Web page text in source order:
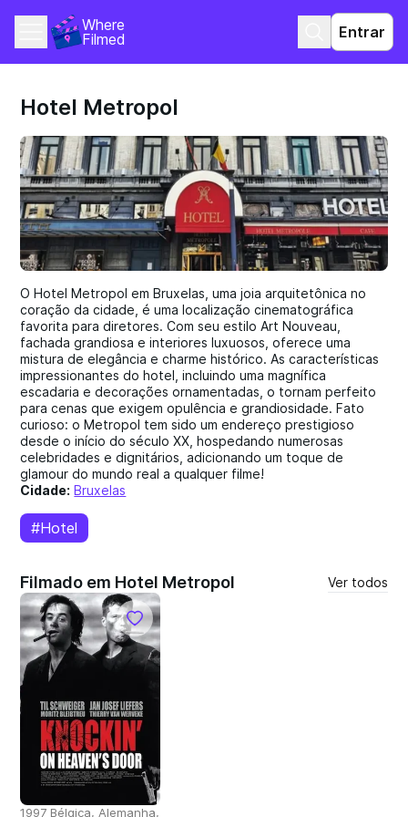
Where
Filmed
Entrar
Hotel Metropol
O Hotel Metropol em Bruxelas, uma joia arquitetônica no
coração da cidade, é uma localização cinematográfica
favorita para diretores. Com seu estilo Art Nouveau,
fachada grandiosa e interiores luxuosos, oferece uma
mistura de elegância e charme histórico. As características
impressionantes do hotel, incluindo uma magnífica
escadaria e decorações ornamentadas, o tornam perfeito
para cenas que exigem opulência e grandiosidade. Fato
curioso: o Metropol tem sido um endereço prestigioso
desde o início do século XX, hospedando numerosas
celebridades e dignitários, adicionando um toque de
glamour do mundo real a qualquer filme!
Cidade: Bruxelas
#Hotel
Filmado em Hotel Metropol Ver todos
1997 Bélgica, Alemanha,